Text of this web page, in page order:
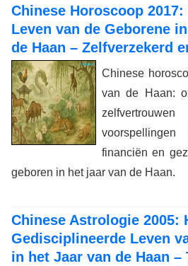
Chinese Horoscoop 2017:
Leven van de Geborene
de Haan – Zelfverzekerd
Chinese
van de Haan:
financiën en
geboren in het jaar van de Haan.
Chinese Astrologie 2005:
Gedisciplineerde Leven
in het Jaar van de Haan –